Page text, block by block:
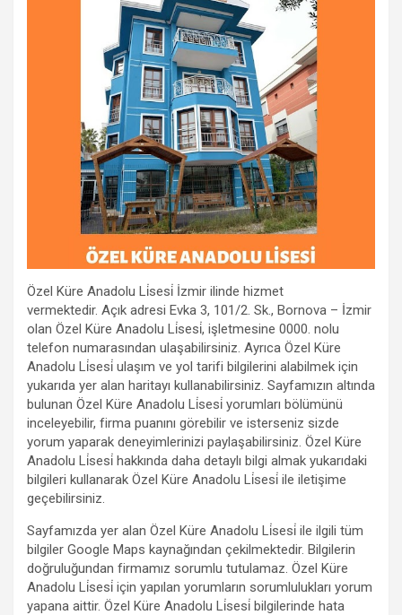
Özel Küre Anadolu Li̇sesi̇ İzmir ilinde hizmet
vermektedir. Açık adresi Evka 3, 101/2. Sk., Bornova – İzmir
olan Özel Küre Anadolu Li̇sesi̇, işletmesine 0000. nolu
telefon numarasından ulaşabilirsiniz. Ayrıca Özel Küre
Anadolu Li̇sesi̇ ulaşım ve yol tarifi bilgilerini alabilmek için
yukarıda yer alan haritayı kullanabilirsiniz. Sayfamızın altında
bulunan Özel Küre Anadolu Li̇sesi̇ yorumları bölümünü
inceleyebilir, firma puanını görebilir ve isterseniz sizde
yorum yaparak deneyimlerinizi paylaşabilirsiniz. Özel Küre
Anadolu Li̇sesi̇ hakkında daha detaylı bilgi almak yukarıdaki
bilgileri kullanarak Özel Küre Anadolu Li̇sesi̇ ile iletişime
geçebilirsiniz.
Sayfamızda yer alan Özel Küre Anadolu Li̇sesi̇ ile ilgili tüm
bilgiler Google Maps kaynağından çekilmektedir. Bilgilerin
doğruluğundan firmamız sorumlu tutulamaz. Özel Küre
Anadolu Li̇sesi̇ için yapılan yorumların sorumlulukları yorum
yapana aittir. Özel Küre Anadolu Li̇sesi̇ bilgilerinde hata